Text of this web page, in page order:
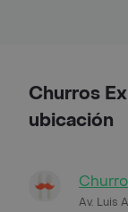
Churros
ubicación
Av. Luis